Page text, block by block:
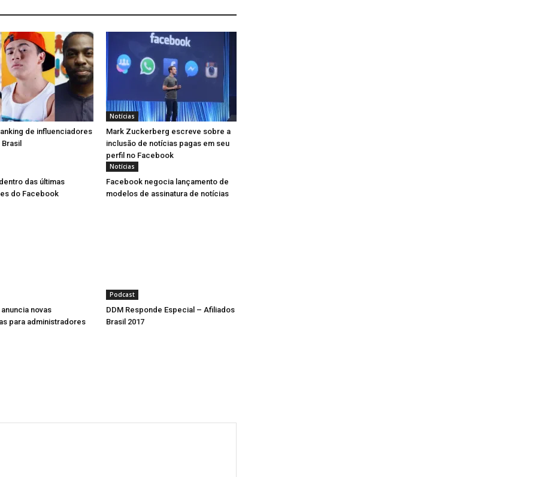
de influenciadores
Notícias
Mark Zuckerberg escreve sobre a
inclusão de notícias pagas em seu
perfil no Facebook
das últimas
do Facebook
Notícias
Facebook negocia lançamento de
modelos de assinatura de notícias
novas
para administradores
Podcast
DDM Responde Especial – Afiliados
Brasil 2017